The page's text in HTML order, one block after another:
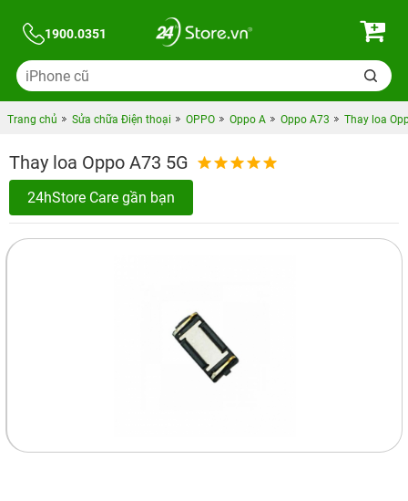
1900.0351
Trang chủ Sửa chữa Điện thoại OPPO Oppo A Oppo A73 Thay loa
Thay loa Oppo A73 5G
24hStore Care gần bạn